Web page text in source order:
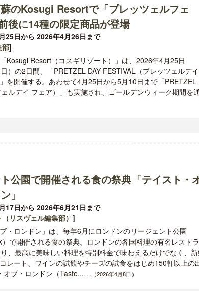
蘇のKosugi Resortで「プレッツェルフェ
に14種の限定商品が登場
25日から 2026年4月26日まで
部]
Kosugi Resort（コスギリゾート）」は、2026年4月25日
日）の2日間、「PRETZEL DAY FESTIVAL（プレッツェルデ
を開催する。あわせて4月25日から5月10日まで「PRETZEL
ルデイ フェア）」も実施され、ゴールデンウィーク期間を
公園で開催される食の祭典「テイスト・
」
17日から 2026年6月21日まで
リスヴェル編集部） ]
・ロンドン」は、毎年6月にロンドンのリージェント公園
）で開催される食の祭典。ロンドンの各国料理の有名レスト
、最高に美味しい料理を特別料金で味わえるだけでなく、
レート、ワインの試飲やチーズの試食をはじめ150軒以上の
ブ・ロンドン（Taste........（2026年4月8日）